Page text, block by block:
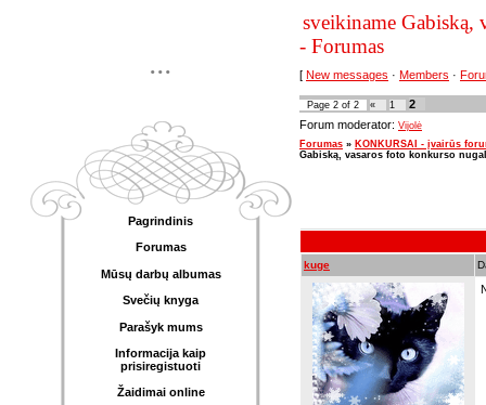
...
Pagrindinis
Forumas
Mūsų darbų albumas
Svečių knyga
Parašyk mums
Informacija kaip
prisiregistuoti
Žaidimai online
sveikiname Gabiską,
- Forumas
[ New messages · Members ·
Page 2 of 2 « 1
2
Forum moderator: Vijolė
Forumas » KONKURSAI - įvairūs
Gabiską, vasaros foto konkurso
kuge